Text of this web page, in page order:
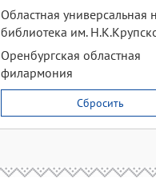
Областная универсальная
библиотека им.
Оренбургская областная
филармония
Сбросить